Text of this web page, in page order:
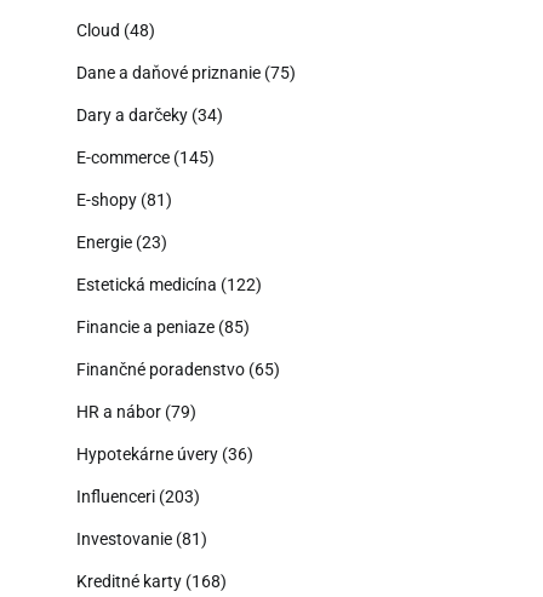
Cloud (48)
Dane a daňové priznanie (75)
Dary a darčeky (34)
E-commerce (145)
E-shopy (81)
Energie (23)
Estetická medicína (122)
Financie a peniaze (85)
Finančné poradenstvo (65)
HR a nábor (79)
Hypotekárne úvery (36)
Influenceri (203)
Investovanie (81)
Kreditné karty (168)